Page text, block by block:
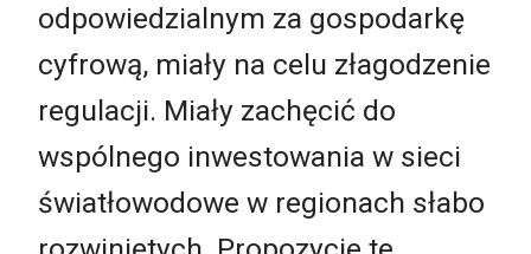
odpowiedzialnym za gospodarkę
cyfrową, miały na celu złagodzenie
regulacji. Miały zachęcić do
wspólnego inwestowania w sieci
światłowodowe w regionach słabo